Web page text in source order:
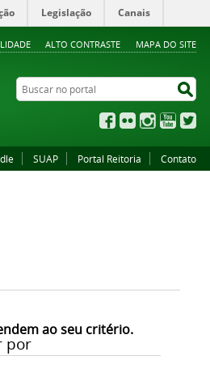
ALTO CONTRASTE MAPA DO SITE
Legislação Canais
Buscar no portal
Facebook
Flickr InstagramYouTube
SUAP Portal Reitoria Contato
ao seu critério.
por